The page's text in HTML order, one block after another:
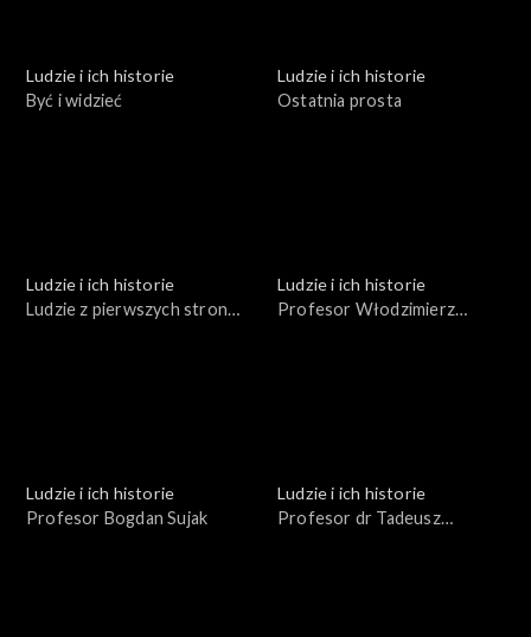
Ludzie i ich historie
Być i widzieć
Ludzie i ich historie
Ostatnia prosta
Ludzie i ich historie
Ludzie z pierwszych stron
Ludzie i ich historie
Profesor Włodzimierz
Ludzie i ich historie
Profesor Bogdan Sujak
Ludzie i ich historie
Profesor dr Tadeusz